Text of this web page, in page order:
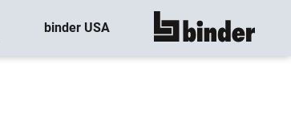
binder USA montre tout